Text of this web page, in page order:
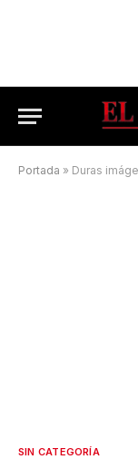
Portada » Duras imágenes:
SIN CATEGORÍA